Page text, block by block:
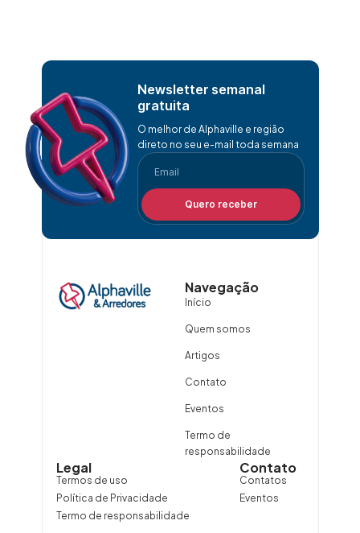
Newsletter semanal
gratuita
O melhor de Alphaville e região
direto no seu e-mail toda semana
Quero receber
Navegação
Início
Quem somos
Artigos
Contato
Eventos
Termo de
responsabilidade
Contato
Contatos
Eventos
Legal
Termos de uso
Política de Privacidade
Termo de responsabilidade